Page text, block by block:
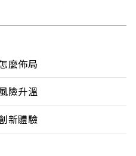
麼佈局
險升溫
新體驗